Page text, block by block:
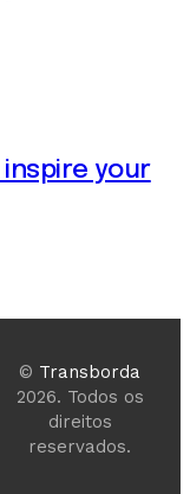
inspire your
© Transborda
2026. Todos os
direitos
reservados.